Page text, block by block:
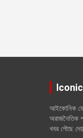
আইকোনিক
অরাজনৈতিক
খবর পৌছে